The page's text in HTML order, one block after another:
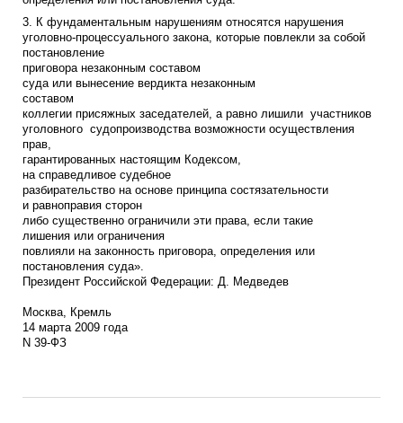
3. К фундаментальным нарушениям относятся нарушения
уголовно-процессуального закона, которые повлекли за собой
постановление
приговора незаконным составом
суда или вынесение вердикта незаконным
составом
коллегии присяжных заседателей, а равно лишили участников
уголовного судопроизводства возможности осуществления
прав,
гарантированных настоящим Кодексом,
на справедливое судебное
разбирательство на основе принципа состязательности
и равноправия сторон
либо существенно ограничили эти права, если такие
лишения или ограничения
повлияли на законность приговора, определения или
постановления суда».
Президент Российской Федерации: Д. Медведев
Москва, Кремль
14 марта 2009 года
N 39-ФЗ